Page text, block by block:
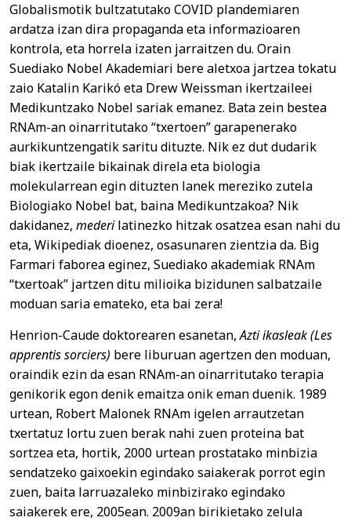
Globalismotik bultzatutako COVID plandemiaren
ardatza izan dira propaganda eta informazioaren
kontrola, eta horrela izaten jarraitzen du. Orain
Suediako Nobel Akademiari bere aletxoa jartzea tokatu
zaio Katalin Karikó eta Drew Weissman ikertzaileei
Medikuntzako Nobel sariak emanez. Bata zein bestea
RNAm-an oinarritutako “txertoen” garapenerako
aurkikuntzengatik saritu dituzte. Nik ez dut dudarik
biak ikertzaile bikainak direla eta biologia
molekularrean egin dituzten lanek mereziko zutela
Biologiako Nobel bat, baina Medikuntzakoa? Nik
dakidanez, mederilatinezko hitzak osatzea esan nahi du
eta, Wikipediak dioenez, osasunaren zientzia da. Big
Farmari faborea eginez, Suediako akademiak RNAm
“txertoak” jartzen ditu milioika bizidunen salbatzaile
moduan saria emateko, eta bai zera!
Henrion-Caude doktorearen esanetan,Azti ikasleak (Les
apprentis sorciers) bere liburuan agertzen den moduan,
oraindik ezin da esan RNAm-an oinarritutako terapia
genikorik egon denik emaitza onik eman duenik. 1989
urtean, Robert Malonek RNAm igelen arrautzetan
txertatuz lortu zuen berak nahi zuen proteina bat
sortzea eta, hortik, 2000 urtean prostatako minbizia
sendatzeko gaixoekin egindako saiakerak porrot egin
zuen, baita larruazaleko minbizirako egindako
saiakerek ere, 2005ean. 2009an birikietako zelula